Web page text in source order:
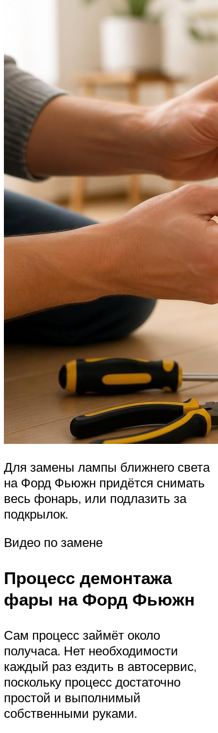
Для замены лампы ближнего света
на Форд Фьюжн придётся снимать
весь фонарь, или подлазить за
подкрылок.
Видео по замене
Процесс демонтажа
фары на Форд Фьюжн
Сам процесс займёт около
получаса. Нет необходимости
каждый раз ездить в автосервис,
поскольку процесс достаточно
простой и выполнимый
собственными руками.